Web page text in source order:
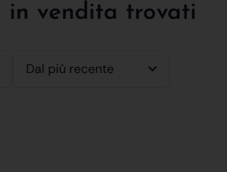
in vendita trovati
Dal più recente